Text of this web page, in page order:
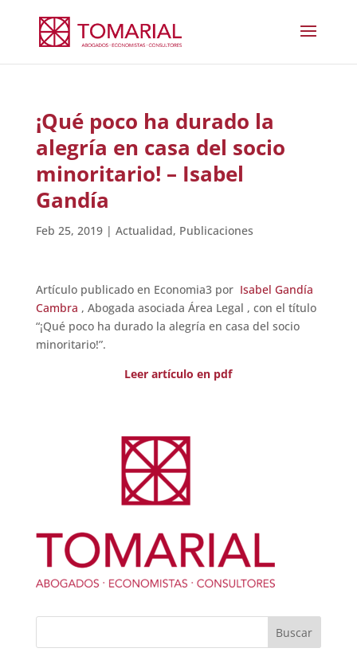
¡Qué poco ha durado la
alegría en casa del socio
minoritario! – Isabel
Gandía
Feb 25, 2019| Actualidad, Publicaciones
Artículo publicado en Economia3 por Isabel Gandía
Cambra , Abogada asociada Área Legal , con el título
“¡Qué poco ha durado la alegría en casa del socio
minoritario!”.
Leer artículo en pdf